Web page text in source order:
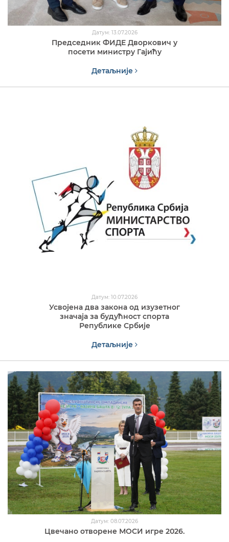
Датум: 13.07.2026
Председник ФИДЕ Дворкович у
посети министру Гајићу
Детаљније
Датум: 10.07.2026
Усвојена два закона од изузетног
значаја за будућност спорта
Републике Србије
Детаљније
Датум: 08.07.2026
Цвечано отворене МОСИ игре 2026.